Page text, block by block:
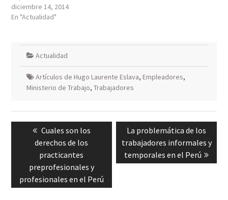
diciembre 14, 2014
En "Actualidad"
Actualidad
Artículos de Hugo Laurente Eslava, Empleadores,
Ministerio de Trabajo, Trabajadores
Navegación
entradas
Previous
post:
Cuales son los
derechos de los
practicantes
preprofesionales y
profesionales en el Perú
Next
post:
La problemática de los
trabajadores informales y
temporales en el Perú